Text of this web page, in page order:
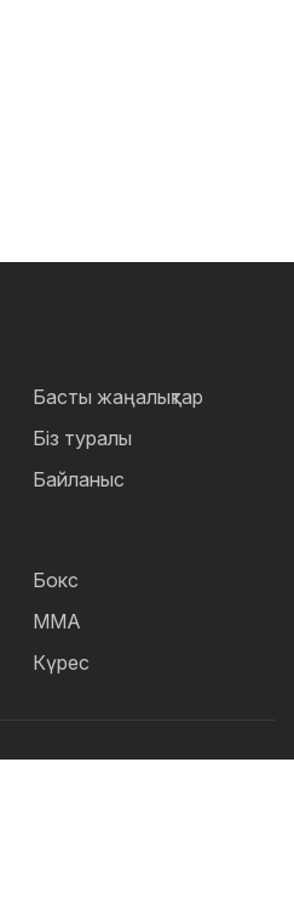
Басты жаңалықтар
Біз туралы
Байланыс
Бокс
ММА
Күрес